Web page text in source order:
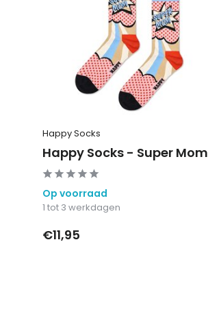
Happy Socks
Happy Socks - Super Mom
Op voorraad
1 tot 3 werkdagen
€11,95